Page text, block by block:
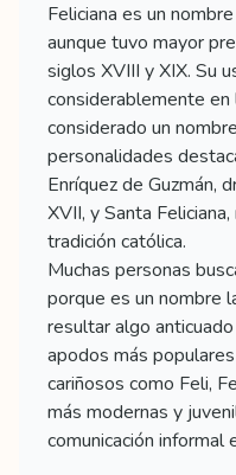
Feliciana es un
aunque tuvo mayor
siglos XVIII y XIX. Su
considerablemente
considerado un
personalidades
Enríquez de Guzmán,
XVII, y Santa
tradición católica.
Muchas personas
porque es un nombre
resultar algo
apodos más
cariñosos como Feli,
más modernas y
comunicación informal